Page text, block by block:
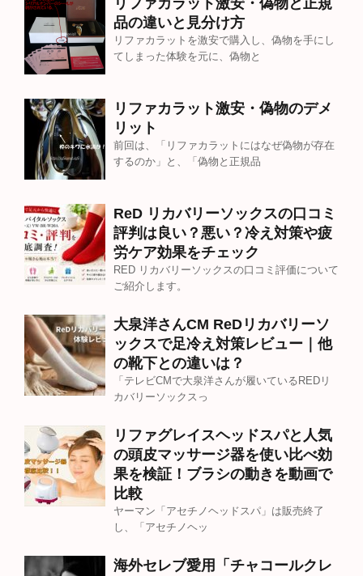
リファカラット激安・偽物と正規
品の違いと見分け方
リファカラットを激安で購入し、偽物を手にし
てしまった体験を元に、偽物と
リファカラット激安・偽物のデメ
リット
前回は、「リファカラットにはなぜ偽物が存在
するのか」と、「偽物と正規品
ReD リカバリーソックスの口コミ
評判は良い？悪い？冷え対策や疲
労ケア効果をチェック
RED リカバリーソックスの口コミ評価について
ご紹介します。
大泉洋さんCM ReDリカバリーソ
ックスで足冷え対策レビュー｜他
の靴下との違いは？
「テレビCMで大泉洋さんが履いているREDリ
カバリーソックスっ
リファグレイスヘッドスパと人気
の頭皮マッサージ器を使い比べ効
果を検証！ブラシの動きを動画で
比較
ヤーマン「アセチノヘッドスパ」は販売終了
し、「アセチノヘッ
海外セレブ愛用「チャコールクレ